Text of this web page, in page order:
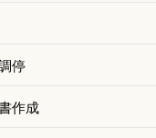
停
作成